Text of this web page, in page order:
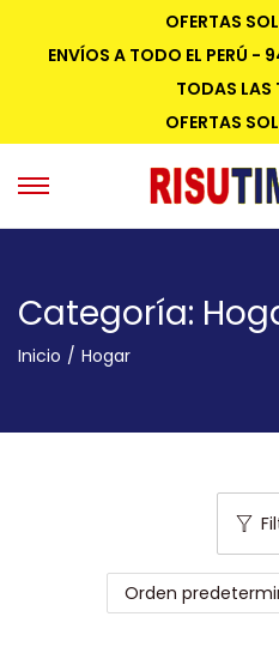
OFERTAS
ENVÍOS A TODO EL PERÚ
TODAS LAS
OFERTAS
Categoría:
Inicio / Hogar